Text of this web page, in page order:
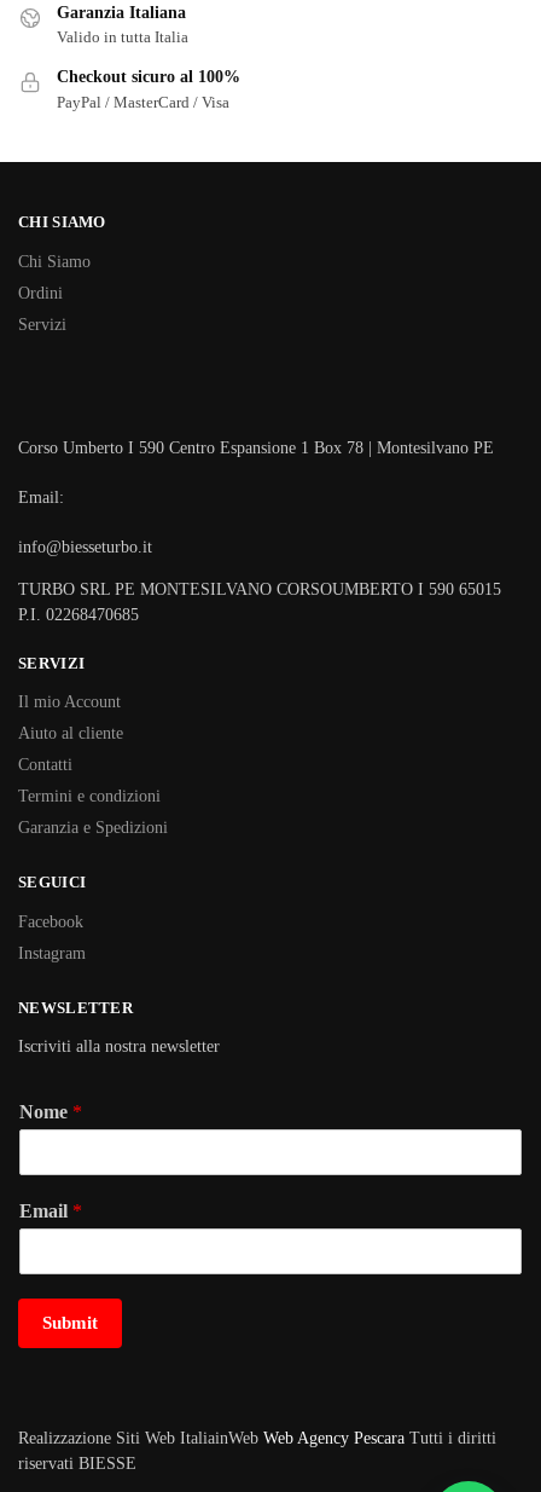
Garanzia Italiana
Valido in tutta Italia
Checkout sicuro al 100%
PayPal / MasterCard / Visa
CHI SIAMO
Chi Siamo
Ordini
Servizi
Corso Umberto I 590 Centro Espansione 1 Box 78 | Montesilvano PE
Email:
info@biesseturbo.it
TURBO SRL PE MONTESILVANO CORSOUMBERTO I 590 65015
P.I. 02268470685
SERVIZI
Il mio Account
Aiuto al cliente
Contatti
Termini e condizioni
Garanzia e Spedizioni
SEGUICI
Facebook
Instagram
NEWSLETTER
Iscriviti alla nostra newsletter
Nome *
Email *
Submit
Realizzazione Siti Web ItaliainWeb Web Agency Pescara Tutti i diritti
riservati BIESSE